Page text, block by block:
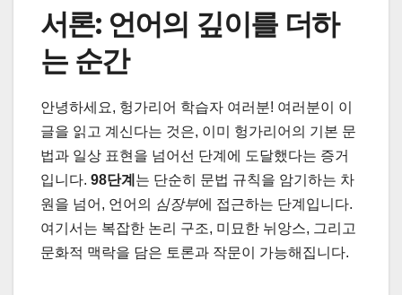
서론: 언어의 깊이를 더하
는 순간
안녕하세요, 헝가리어 학습자 여러분! 여러분이 이
글을 읽고 계신다는 것은, 이미 헝가리어의 기본 문
법과 일상 표현을 넘어선 단계에 도달했다는 증거
입니다. 98단계 는 단순히 문법 규칙을 암기하는 차
원을 넘어, 언어의 심장부에 접근하는 단계입니다.
여기서는 복잡한 논리 구조, 미묘한 뉘앙스, 그리고
문화적 맥락을 담은 토론과 작문이 가능해집니다.